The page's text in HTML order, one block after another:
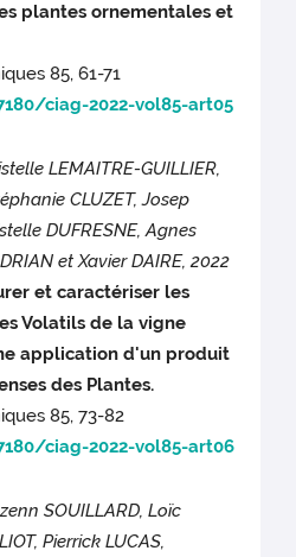
plantes ornementales et
85, 61-71
ciag-2022-vol85-art05
LEMAITRE-GUILLIER,
CLUZET, Josep
DUFRESNE, Agnes
et Xavier DAIRE, 2022
et caractériser les
Volatils de la vigne
application d'un produit
des Plantes.
85, 73-82
ciag-2022-vol85-art06
SOUILLARD, Loïc
Pierrick LUCAS,